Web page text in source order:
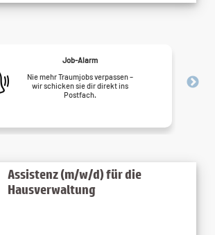
Job-Alarm
Nie mehr Traumjobs verpassen –
wir schicken sie dir direkt ins
Postfach.
Assistenz (m/w/d) für die
Hausverwaltung